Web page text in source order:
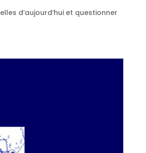
d’aujourd’hui et questionner